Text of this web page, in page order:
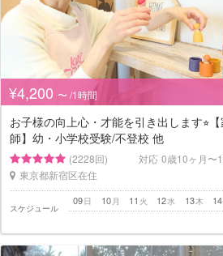
¥4,200 〜 /1時間
お子様の向上心・才能を引き出します⭐︎
師】幼・小学校受験/不登校 他
(2228回) 対応 0歳10ヶ月〜
東京都新宿区在住
スケジュール
日
09 月
10 火
11 水
12 木
13 14